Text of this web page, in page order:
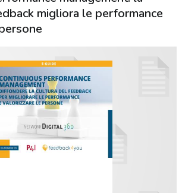
migliora le performance